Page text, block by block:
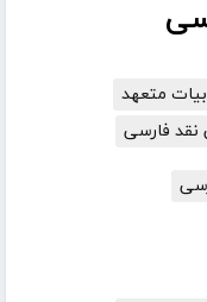
متعهد
نقد فارسی